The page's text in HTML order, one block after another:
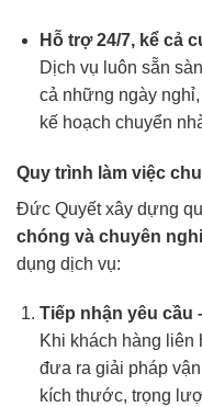
Hỗ trợ 24/7, kể cả
Dịch vụ luôn sẵn
cả những ngày
kế hoạch chuyển
Quy trình làm việc
Đức Quyết xây dựng
chóng và chuyên
dụng dịch vụ:
Tiếp nhận yêu
Khi khách hàng liên
đưa ra giải pháp
kích thước, trọng